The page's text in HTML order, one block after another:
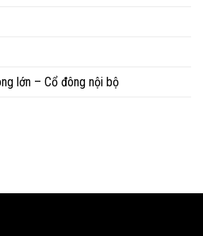
lớn – Cổ đông nội bộ